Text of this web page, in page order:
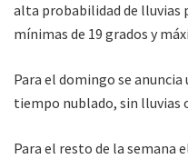
alta probabilidad de lluvias
mínimas de 19 grados y
Para el domingo se anuncia
tiempo nublado, sin lluvias
Para el resto de la